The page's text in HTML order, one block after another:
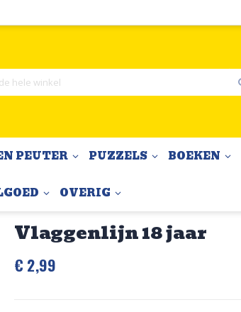
PEUTER PUZZELS BOEKEN
OVERIG
Vlaggenlijn 18 jaar
€ 2,99